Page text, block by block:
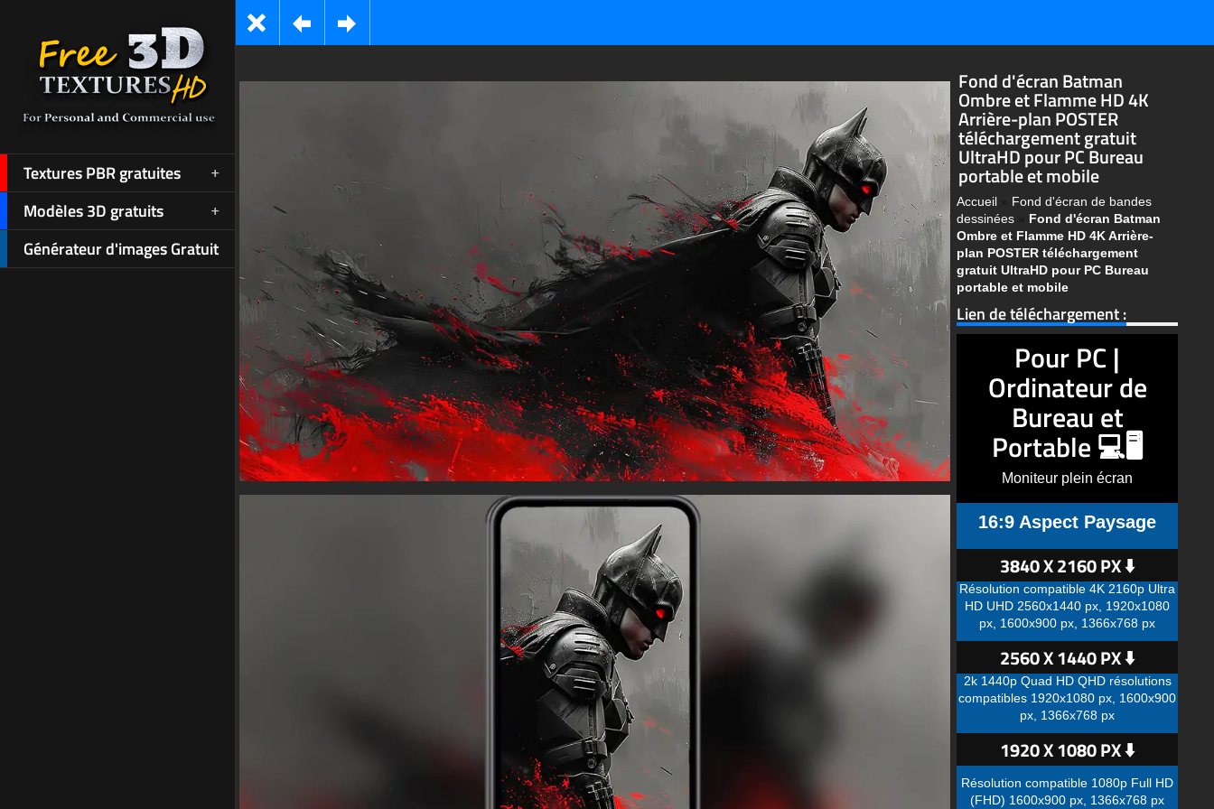
Textures PBR gratuites
Modèles 3D gratuits
Générateur d'images Gratuit
Fond d'écran Batman
Ombre et Flamme HD 4K
Arrière-plan POSTER
téléchargement gratuit
UltraHD pour PC Bureau
portable et mobile
Accueil » Fond d'écran de bandes
dessinées » Fond d'écran Batman
Ombre et Flamme HD 4K Arrière-
plan POSTER téléchargement
gratuit UltraHD pour PC Bureau
portable et mobile
Lien de téléchargement :
Pour PC |
Ordinateur de
Bureau et
Portable 💻🖥️
Moniteur plein écran
16:9 Aspect Paysage
3840 X 2160 PX ⬇️
Résolution compatible 4K 2160p Ultra
HD UHD 2560x1440 px, 1920x1080
px, 1600x900 px, 1366x768 px
2560 X 1440 PX ⬇️
2k 1440p Quad HD QHD résolutions
compatibles 1920x1080 px, 1600x900
px, 1366x768 px
1920 X 1080 PX ⬇️
Résolution compatible 1080p Full HD
(FHD) 1600x900 px, 1366x768 px